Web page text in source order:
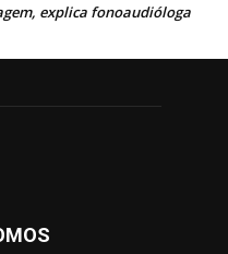
explica fonoaudióloga